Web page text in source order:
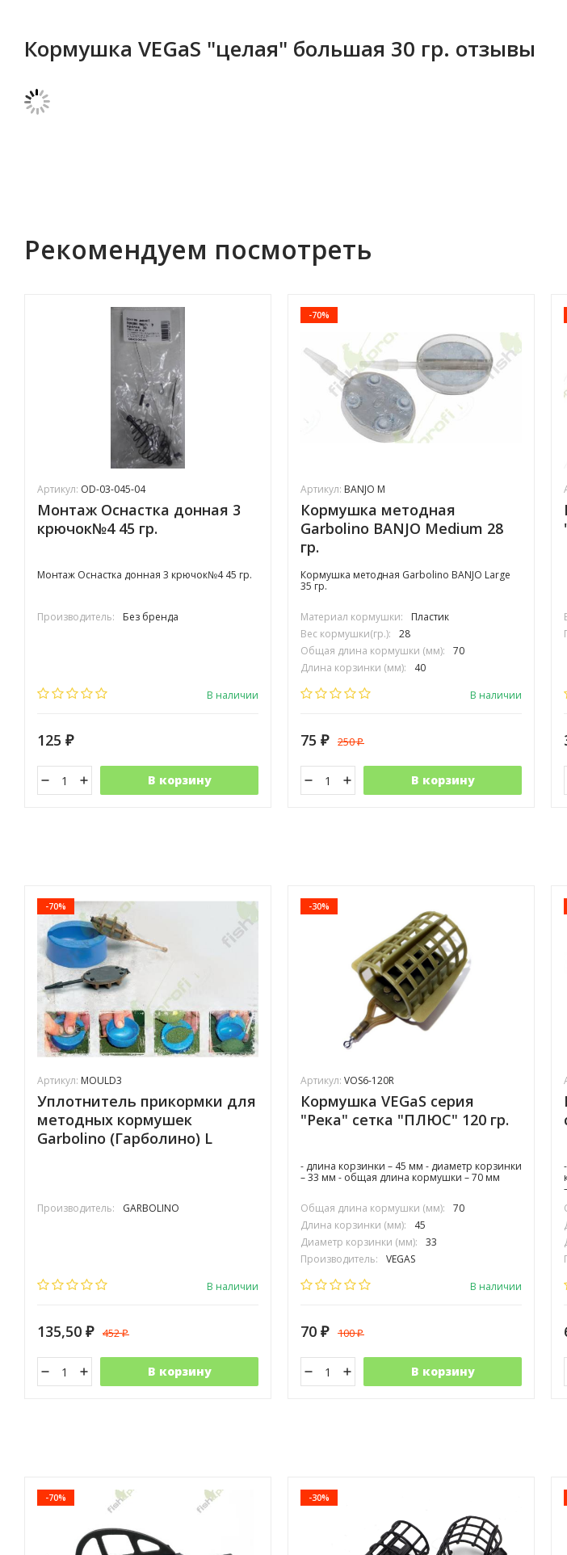
Кормушка VEGaS "целая" большая 30 гр. отзывы
Рекомендуем посмотреть
Артикул: OD-03-045-04
Монтаж Оснастка донная 3
крючок№4 45 гр.
Монтаж Оснастка донная 3 крючок№4 45 гр.
Производитель: Без бренда
В наличии
125 ₽
В корзину
-70%
Артикул: BANJO M
Кормушка методная
Garbolino BANJO Medium 28
гр.
Кормушка методная Garbolino BANJO Large
35 гр.
Материал кормушки:
Пластик
Вес кормушки(гр.):
28
Общая длина кормушки (мм):
70
Длина корзинки (мм):
40
Диаметр корзинки (мм):
В наличии
75 ₽ 250₽
В корзину
-70%
Артикул: MOULD3
Уплотнитель прикормки для
методных кормушек
Garbolino (Гарболино) L
Производитель: GARBOLINO
В наличии
135,50 ₽ 452₽
В корзину
-30%
Артикул: VOS6-120R
Кормушка VEGaS серия
"Река" сетка "ПЛЮС" 120 гр.
- длина корзинки – 45 мм - диаметр корзинки
– 33 мм - общая длина кормушки – 70 мм
Общая длина кормушки (мм):
70
Длина корзинки (мм):
45
Диаметр корзинки (мм):
33
Производитель:
VEGAS
В наличии
70 ₽ 100₽
В корзину
-70% -30%